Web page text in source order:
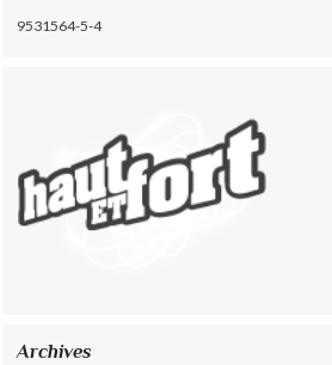
9531564-5-4
Archives